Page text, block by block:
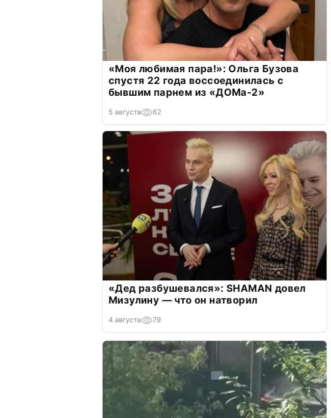
«Моя любимая пара!»: Ольга Бузова
спустя 22 года воссоединилась с
бывшим парнем из «ДОМа-2»
5 августа 62
«Дед разбушевался»: SHAMAN довел
Мизулину — что он натворил
4 августа 79